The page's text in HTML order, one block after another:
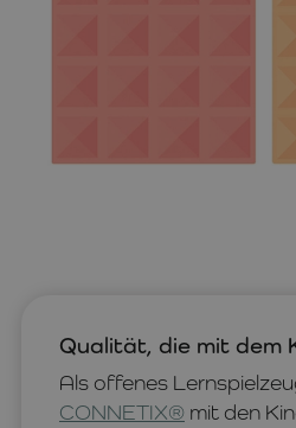
Qualität, die mit dem
Als offenes
CONNETIX® mit den